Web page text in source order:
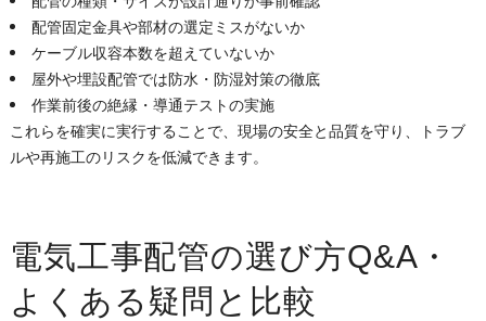
配管固定金具や部材の選定ミスがないか
ケーブル収容本数を超えていないか
屋外や埋設配管では防水・防湿対策の徹底
作業前後の絶縁・導通テストの実施
これらを確実に実行することで、現場の安全と品質を守り、トラブ
ルや再施工のリスクを低減できます。
電気工事配管の選び方Q&A・
よくある疑問と比較